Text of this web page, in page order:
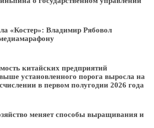
«Костер»: Владимир Рябовол
китайских предприятий
установленного порога выросла на
в первом полугодии 2026 года
меняет способы выращивания и